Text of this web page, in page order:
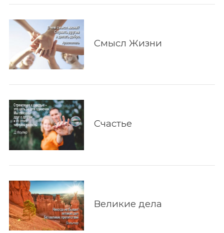
Смысл Жизни
Счастье
Великие дела
По авторам